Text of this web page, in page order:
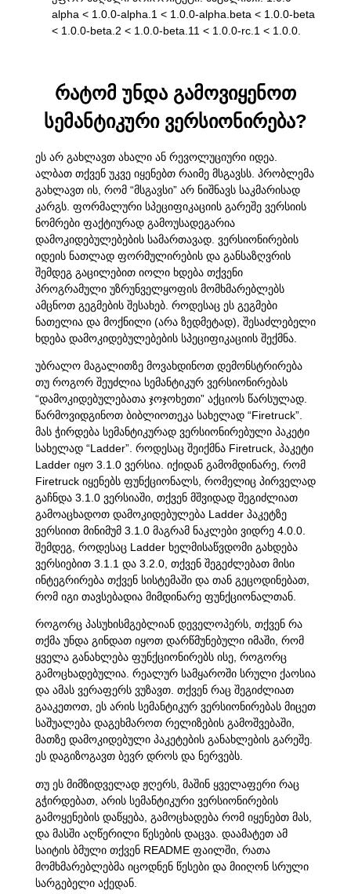
alpha < 1.0.0-alpha.1 < 1.0.0-alpha.beta < 1.0.0-beta
< 1.0.0-beta.2 < 1.0.0-beta.11 < 1.0.0-rc.1 < 1.0.0.
რატომ უნდა გამოვიყენოთ
სემანტიკური ვერსიონირება?
ეს არ გახლავთ ახალი ან რევოლუციური იდეა.
ალბათ თქვენ უკვე იყენებთ რაიმე მსგავსს. პრობლემა
გახლავთ ის, რომ “მსგავსი” არ ნიშნავს საკმარისად
კარგს. ფორმალური სპეციფიკაციის გარეშე ვერსიის
ნომრები ფაქტიურად გამოუსადეგარია
დამოკიდებულებების სამართავად. ვერსიონირების
იდეის ნათლად ფორმულირების და განსაზღვრის
შემდეგ გაცილებით იოლი ხდება თქვენი
პროგრამული უზრუნველყოფის მომხმარებლებს
ამცნოთ გეგმების შესახებ. როდესაც ეს გეგმები
ნათელია და მოქნილი (არა ზედმეტად), შესაძლებელი
ხდება დამოკიდებულებების სპეციფიკაციის შექმნა.
უბრალო მაგალითზე მოვახდინოთ დემონსტრირება
თუ როგორ შეუძლია სემანტიკურ ვერსიონირებას
“დამოკიდებულებათა ჯოჯოხეთი” აქციოს წარსულად.
წარმოვიდგინოთ ბიბლიოთეკა სახელად “Firetruck”.
მას ჭირდება სემანტიკურად ვერსიონირებული პაკეტი
სახელად “Ladder”. როდესაც შეიქმნა Firetruck, პაკეტი
Ladder იყო 3.1.0 ვერსია. იქიდან გამომდინარე, რომ
Firetruck იყენებს ფუნქციონალს, რომელიც პირველად
გაჩნდა 3.1.0 ვერსიაში, თქვენ მშვიდად შეგიძლიათ
გამოაცხადოთ დამოკიდებულება Ladder პაკეტზე
ვერსიით მინიმუმ 3.1.0 მაგრამ ნაკლები ვიდრე 4.0.0.
შემდეგ, როდესაც Ladder ხელმისაწვდომი გახდება
ვერსიებით 3.1.1 და 3.2.0, თქვენ შეგეძლებათ მისი
ინტეგრირება თქვენ სისტემაში და თან გეცოდინებათ,
რომ იგი თავსებადია მიმდინარე ფუნქციონალთან.
როგორც პასუხისმგებლიან დეველოპერს, თქვენ რა
თქმა უნდა გინდათ იყოთ დარწმუნებული იმაში, რომ
ყველა განახლება ფუნქციონირებს ისე, როგორც
გამოცხადებულია. რეალურ სამყაროში სრული ქაოსია
და ამას ვერაფერს ვუზავთ. თქვენ რაც შეგიძლიათ
გააკეთოთ, ეს არის სემანტიკურ ვერსიონირებას მიცეთ
საშუალება დაგეხმაროთ რელიზების გამოშვებაში,
მათზე დამოკიდებული პაკეტების განახლების გარეშე.
ეს დაგიზოგავთ ბევრ დროს და ნერვებს.
თუ ეს მიმზიდველად ჟღერს, მაშინ ყველაფერი რაც
გჭირდებათ, არის სემანტიკური ვერსიონირების
გამოყენების დაწყება, გამოცხადება რომ იყენებთ მას,
და მასში აღწერილი წესების დაცვა. დაამატეთ ამ
საიტის ბმული თქვენ README ფაილში, რათა
მომხმარებლებმა იცოდნენ წესები და მიიღონ სრული
სარგებელი აქედან.